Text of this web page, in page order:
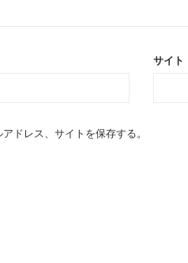
サイト
ドレス、サイトを保存する。